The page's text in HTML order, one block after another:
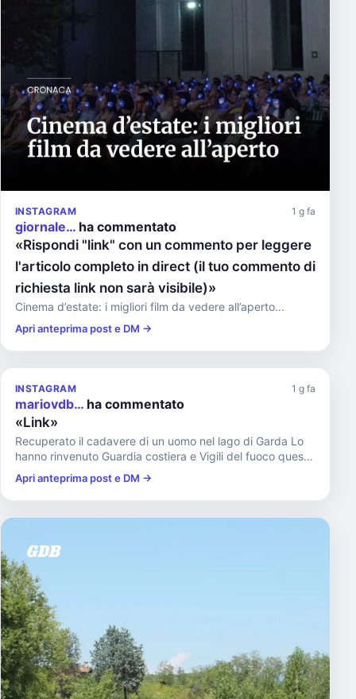
INSTAGRAM 1 g fa
giornale… ha commentato
«Rispondi "link" con un commento per leggere
l'articolo completo in direct (il tuo commento di
richiesta link non sarà visibile)»
Cinema d’estate: i migliori film da vedere all’aperto...
Apri anteprima post e DM →
INSTAGRAM 1 g fa
mariovdb… ha commentato
«Link»
Recuperato il cadavere di un uomo nel lago di Garda Lo
hanno rinvenuto Guardia costiera e Vigili del fuoco questa
matti...
Apri anteprima post e DM →